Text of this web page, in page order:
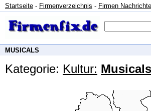
Startseite - Firmenverzeichnis - Firmen
MUSICALS
Kategorie: Kultur: